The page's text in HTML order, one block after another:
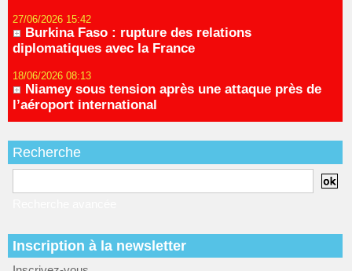
27/06/2026 15:42
Burkina Faso : rupture des relations
diplomatiques avec la France
18/06/2026 08:13
Niamey sous tension après une attaque près de
l’aéroport international
Recherche
Inscription à la newsletter